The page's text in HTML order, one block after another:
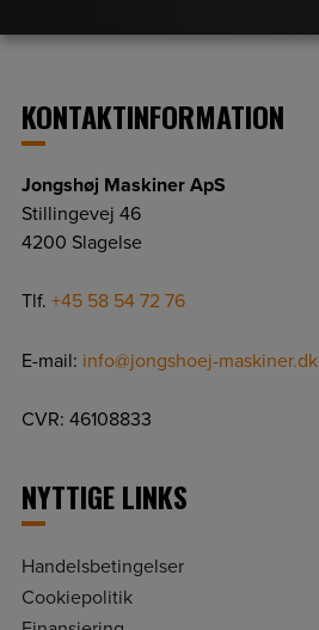
KONTAKTINFORMATION
Jongshøj Maskiner ApS
Stillingevej 46
4200 Slagelse
Tlf. +45 58 54 72 76
E-mail: info@jongshoej-maskiner.dk
CVR: 46108833
NYTTIGE LINKS
Handelsbetingelser
Cookiepolitik